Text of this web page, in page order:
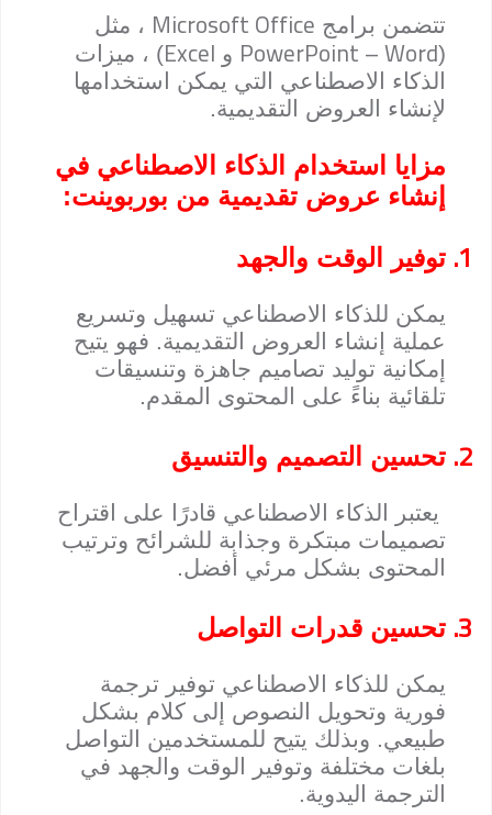
تتضمن برامج Microsoft Office ، مثل
(
PowerPoint – Word و Excel) ، ميزات
الذكاء الاصطناعي التي يمكن استخدامها
لإنشاء العروض التقديمية.
مزايا استخدام الذكاء الاصطناعي في
إنشاء عروض تقديمية من بوربوينت:
1. توفير الوقت والجهد
يمكن للذكاء الاصطناعي تسهيل وتسريع
عملية إنشاء العروض التقديمية. فهو يتيح
إمكانية توليد تصاميم جاهزة وتنسيقات
تلقائية بناءً على المحتوى المقدم.
2. تحسين التصميم والتنسيق
يعتبر الذكاء الاصطناعي قادرًا على اقتراح
تصميمات مبتكرة وجذابة للشرائح وترتيب
المحتوى بشكل مرئي أفضل.
3. تحسين قدرات التواصل
يمكن للذكاء الاصطناعي توفير ترجمة
فورية وتحويل النصوص إلى كلام بشكل
طبيعي. وبذلك يتيح للمستخدمين التواصل
بلغات مختلفة وتوفير الوقت والجهد في
الترجمة اليدوية.